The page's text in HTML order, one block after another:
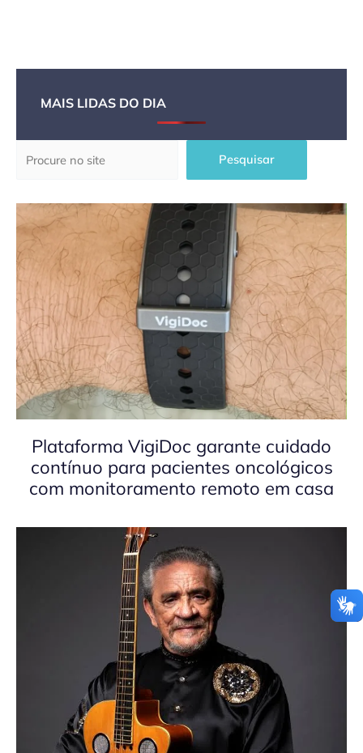
MAIS LIDAS DO DIA
Pesquisar
Plataforma VigiDoc garante cuidado
contínuo para pacientes oncológicos
com monitoramento remoto em casa